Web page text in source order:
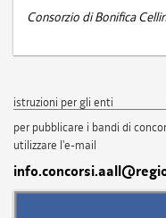
Consorzio di Bonifica
istruzioni per gli enti
per pubblicare i bandi di
utilizzare l'e-mail